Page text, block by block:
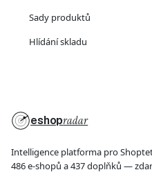
Sady produktů
Hlídání skladu
eshopradar
Intelligence platforma pro
486 e-shopů a 437 doplňků —